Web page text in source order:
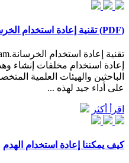
(PDF) تقنية إعادة استخدام الخرسانة.pdf | Laila M Lahham
إعادة استخدام مخلفات إنشاء
الباحثين والهيئات العلمية
على أداء جيد لهذه ...
اقرأ أكثر
كيف يمكننا إعادة استخدام الهدم